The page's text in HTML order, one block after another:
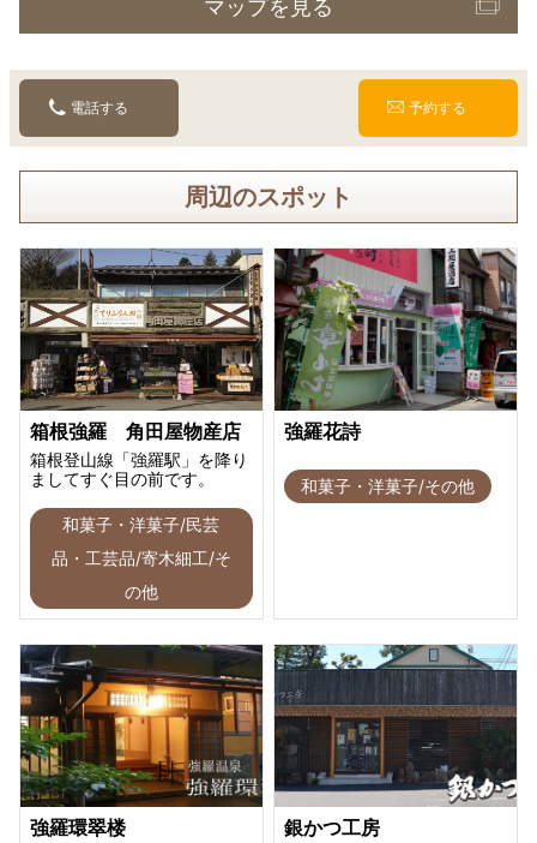
マップを見る
電話する 予約する
周辺のスポット
箱根強羅 角田屋物産店
箱根登山線「強羅駅」を降り
ましてすぐ目の前です。
和菓子・洋菓子/民芸
品・工芸品/寄木細工/そ
の他
強羅花詩
和菓子・洋菓子/その他
強羅環翠楼 銀かつ工房